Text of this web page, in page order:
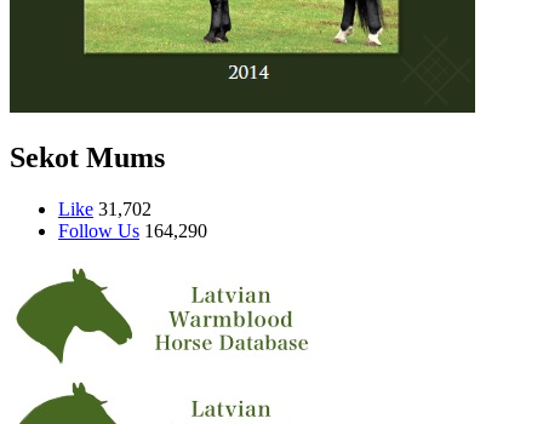
Sekot Mums
Like 31,702
Follow Us 164,290